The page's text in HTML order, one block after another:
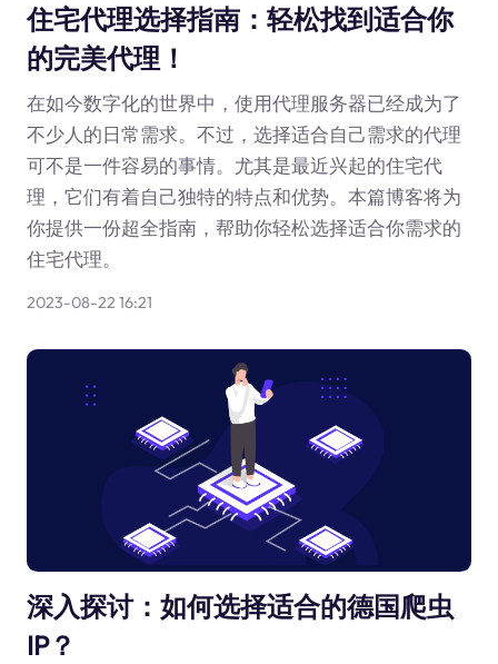
住宅代理选择指南：轻松找到适合你
的完美代理！
在如今数字化的世界中，使用代理服务器已经成为了
不少人的日常需求。不过，选择适合自己需求的代理
可不是一件容易的事情。尤其是最近兴起的住宅代
理，它们有着自己独特的特点和优势。本篇博客将为
你提供一份超全指南，帮助你轻松选择适合你需求的
住宅代理。
2023-08-22 16:21
深入探讨：如何选择适合的德国爬虫
IP？